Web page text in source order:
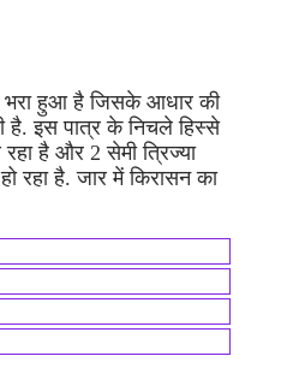
भरा हुआ है जिसके आधार की
है. इस पात्र के निचले हिस्से
है और 2 सेमी त्रिज्या
रहा है. जार में किरासन का